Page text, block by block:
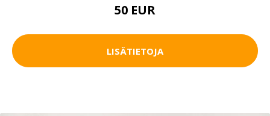
50 EUR
LISÄTIETOJA